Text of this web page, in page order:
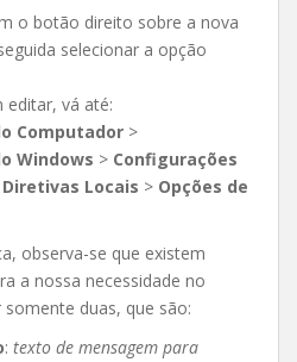
o botão direito sobre a nova
selecionar a opção
editar, vá até:
Computador >
Windows > Configurações
Diretivas Locais > Opções de
observa-se que existem
a nossa necessidade no
duas, que são:
: texto de mensagem para